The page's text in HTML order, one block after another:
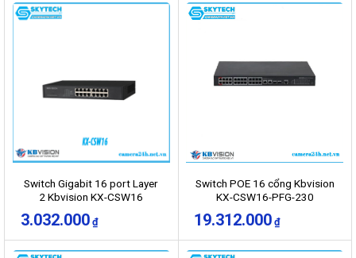
Switch Gigabit 16 port Layer
2 Kbvision KX-CSW16
3.032.000 ₫
Switch POE 16 cổng Kbvision
KX-CSW16-PFG-230
19.312.000 ₫